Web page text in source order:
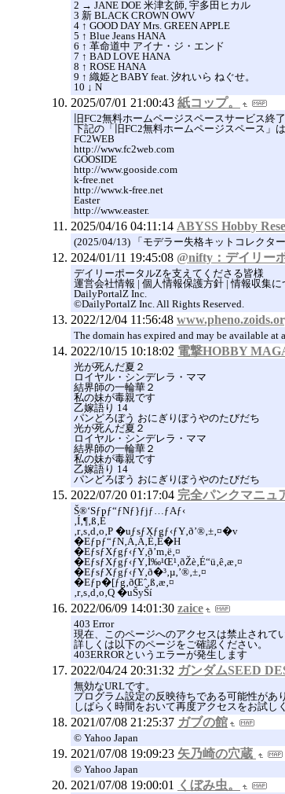
2 → JANE DOE 米津玄師, 宇多田ヒカル
3 新 BLACK CROWN OWV
4 ↑ GOOD DAY Mrs. GREEN APPLE
5 ↑ Blue Jeans HANA
6 ↑ 革命道中 アイナ・ジ・エンド
7 ↑ BAD LOVE HANA
8 ↑ ROSE HANA
9 ↑ 織姫とBABY feat. 汐れいら ねぐせ。
10 ↓ N
2025/07/01 21:00:43 紙コップ。
旧FC2無料ホームページスペースサービス終
下記の「旧FC2無料ホームページスペース」
FC2WEB
http://www.fc2web.com
GOOSIDE
http://www.gooside.com
k-free.net
http://www.k-free.net
Easter
http://www.easter.
2025/04/16 04:11:14 ABYSS Hobby
(2025/04/13) 「モデラー失格キットコレクタ
2024/01/11 19:45:08 @nifty：デイリー
デイリーポータルZを支えてくださる皆様
運営会社情報 | 個人情報保護方針 | 情報収集
DailyPortalZ Inc.
©DailyPortalZ Inc. All Rights Reserved.
2022/12/04 11:56:48
The domain has expired and may be available
2022/10/15 10:18:02 電撃HOBBY
光が死んだ夏２
ロイヤル・シンデレラ・ママ
結界師の一輪華２
私の妹が毒親です
乙嫁語り 14
パンどろぼう おにぎりぼうやのたびだち
光が死んだ夏２
ロイヤル・シンデレラ・ママ
結界師の一輪華２
私の妹が毒親です
乙嫁語り 14
パンどろぼう おにぎりぼうやのたびだち
2022/07/20 01:17:04 完全パンクマニュ
Š®‘Sƒpƒ“ƒNƒ}ƒjƒ…ƒAƒ‹
‚Í‚¶‚ß‚É
‚r‚s‚d‚o‚P �uƒsƒXƒgƒ‹ƒY‚ð’®‚±‚¤�v
�Eƒpƒ“ƒN‚Á‚Ä‚È‚É�H
�EƒsƒXƒgƒ‹ƒY‚ð’m‚ë‚¤
�EƒsƒXƒgƒ‹ƒY‚Ì‰¹Œ¹‚ðŽè‚É“ü‚ê‚æ‚¤
�EƒsƒXƒgƒ‹ƒY‚ð�³‚µ‚­’®‚±‚¤
�Eƒp�[ƒg‚ðŒˆ‚ß‚æ‚¤
‚r‚s‚d‚o‚Q �uŠyŠí
2022/06/09 14:01:30 zaice
403 Error
現在、このページへのアクセスは禁止されて
詳しくは以下のページをご確認ください。
403ERRORというエラーが発生します
2022/04/24 20:31:32 ガンダムSEED
無効なURLです。
プログラム設定の反映待ちである可能性があ
しばらく時間をおいて再度アクセスをお試し
2021/07/08 21:25:37 ガブの館
© Yahoo Japan
2021/07/08 19:09:23 矢乃崎の穴蔵
© Yahoo Japan
2021/07/08 19:00:01 くぼみ虫。